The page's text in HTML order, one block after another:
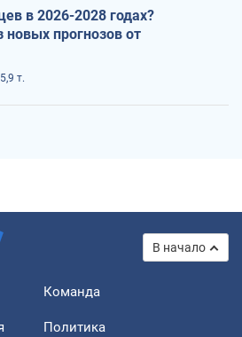
в 2026-2028 годах?
прогнозов от
т.
В начало
Команда
Политика